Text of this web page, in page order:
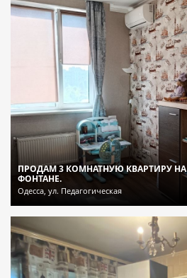
ПРОДАМ 3 КОМНАТНУЮ КВАРТИРУ НА
ФОНТАНЕ.
Одесса, ул. Педагогическая